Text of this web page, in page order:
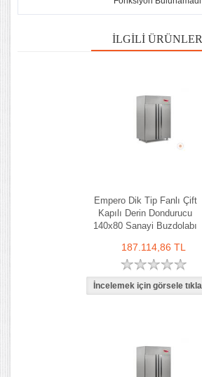
İLGILI ÜRÜNLER
Empero Dik Tip Fanlı Çift
Kapılı Derin Dondurucu
140x80 Sanayi Buzdolabı
187.114,86 TL